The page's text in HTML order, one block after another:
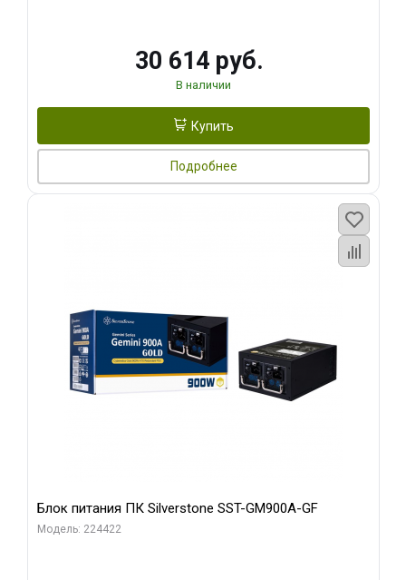
30 614 руб.
В наличии
Купить
Подробнее
Блок питания ПК Silverstone SST-GM900A-GF
Модель: 224422